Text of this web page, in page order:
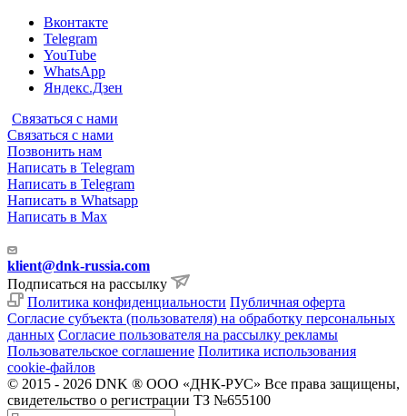
Вконтакте
Telegram
YouTube
WhatsApp
Яндекс.Дзен
Связаться с нами
Связаться с нами
Позвонить нам
Написать в Telegram
Написать в Telegram
Написать в Whatsapp
Написать в Max
klient@dnk-russia.com
Подписаться на рассылку
Политика конфиденциальности Публичная оферта
Согласие субъекта (пользователя) на обработку персональных
данных Согласие пользователя на рассылку рекламы
Пользовательское соглашение Политика использования
cookie-файлов
© 2015 - 2026 DNK ® ООО «ДНК-РУС» Все права защищены,
свидетельство о регистрации ТЗ №655100